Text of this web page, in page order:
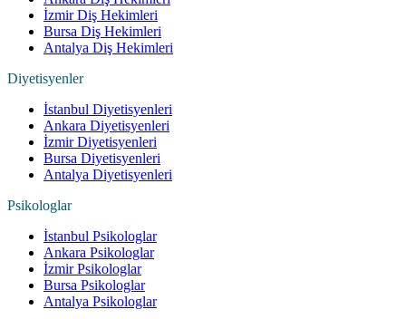
İzmir Diş Hekimleri
Bursa Diş Hekimleri
Antalya Diş Hekimleri
Diyetisyenler
İstanbul Diyetisyenleri
Ankara Diyetisyenleri
İzmir Diyetisyenleri
Bursa Diyetisyenleri
Antalya Diyetisyenleri
Psikologlar
İstanbul Psikologlar
Ankara Psikologlar
İzmir Psikologlar
Bursa Psikologlar
Antalya Psikologlar